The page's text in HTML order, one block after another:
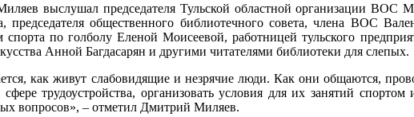
выслушал председателя Тульской областной организации ВОС
председателя общественного библиотечного совета, члена ВОС
спорта по голболу Еленой Моисеевой, работницей тульского
Анной Багдасарян и другими читателями библиотеки для слепых.
как живут слабовидящие и незрячие люди. Как они общаются,
трудоустройства, организовать условия для их занятий
вопросов», – отметил Дмитрий Миляев.